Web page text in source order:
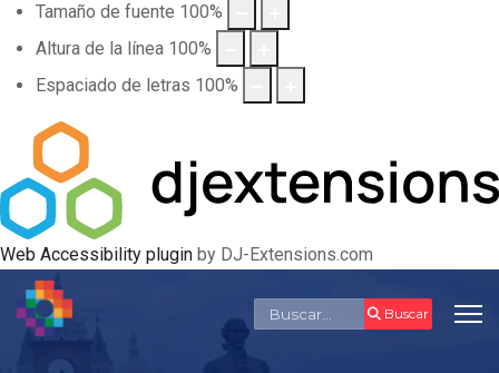
Tamaño de fuente 100%
Altura de la línea 100%
Espaciado de letras 100%
Web Accessibility plugin by DJ-Extensions.com
Buscar Buscar